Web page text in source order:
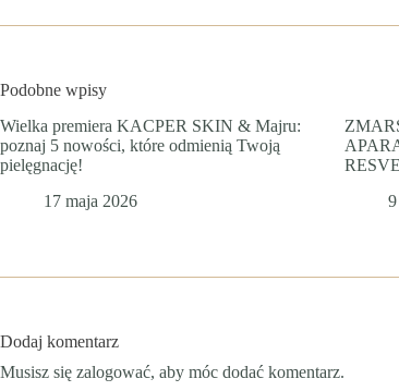
Podobne wpisy
Wielka premiera KACPER SKIN & Majru:
poznaj 5 nowości, które odmienią Twoją
pielęgnację!
17 maja 2026
Dodaj komentarz
Musisz się zalogować, aby móc dodać komentarz.